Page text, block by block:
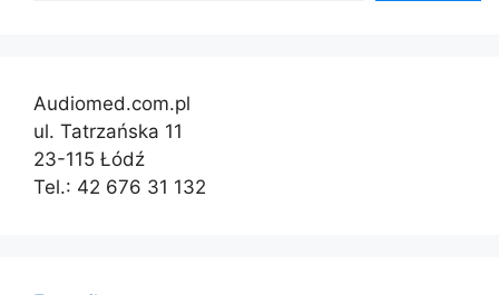
Audiomed.com.pl
ul. Tatrzańska 11
23-115 Łódź
Tel.: 42 676 31 132